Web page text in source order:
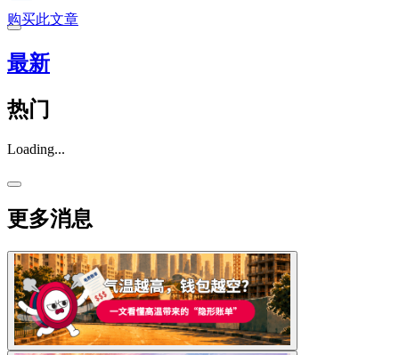
购买此文章
最新
热门
Loading...
更多消息